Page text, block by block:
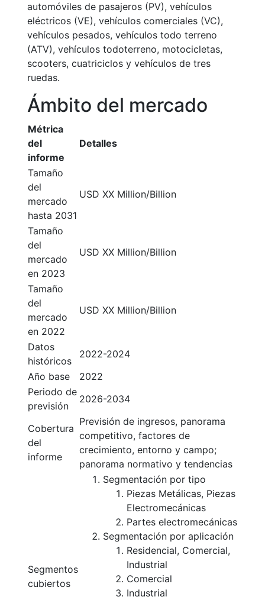
automóviles de pasajeros (PV), vehículos
eléctricos (VE), vehículos comerciales (VC),
vehículos pesados, vehículos todo terreno
(ATV), vehículos todoterreno, motocicletas,
scooters, cuatriciclos y vehículos de tres
ruedas.
Ámbito del mercado
Métrica
del
informe
Detalles
Tamaño
del
mercado
hasta 2031
USD XX Million/Billion
Tamaño
del
mercado
en 2023
USD XX Million/Billion
Tamaño
del
mercado
en 2022
USD XX Million/Billion
Datos
históricos
2022-2024
Año base
2022
Periodo de
previsión
2026-2034
Cobertura
del
informe
Previsión de ingresos, panorama
competitivo, factores de
crecimiento, entorno y campo;
panorama normativo y tendencias
Segmentos
cubiertos
Segmentación por tipo
Piezas Metálicas, Piezas
Electromecánicas
Partes electromecánicas
Segmentación por aplicación
Residencial, Comercial,
Industrial
Comercial
Industrial